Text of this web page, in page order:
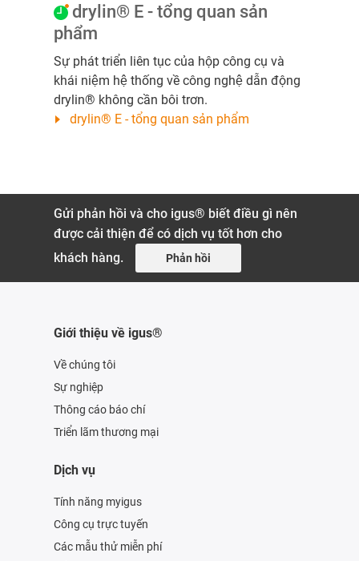
drylin® E - tổng quan sản
phẩm
Sự phát triển liên tục của hộp công cụ và
khái niệm hệ thống về công nghệ dẫn động
drylin® không cần bôi trơn.
drylin® E - tổng quan sản phẩm
Gửi phản hồi và cho igus® biết điều gì nên
được cải thiện để có dịch vụ tốt hơn cho
khách hàng.
Phản hồi
Giới thiệu về igus®
Về chúng tôi
Sự nghiệp
Thông cáo báo chí
Triển lãm thương mại
Dịch vụ
Tính năng myigus
Công cụ trực tuyến
Các mẫu thử miễn phí